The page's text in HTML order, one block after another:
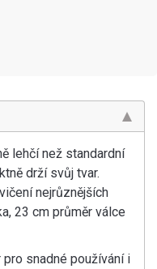
lehčí než standardní
drží svůj tvar.
nejrůznějších
23 cm průměr válce
snadné používání i